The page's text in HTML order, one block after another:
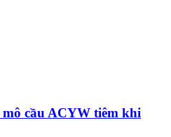
cầu ACYW tiêm khi